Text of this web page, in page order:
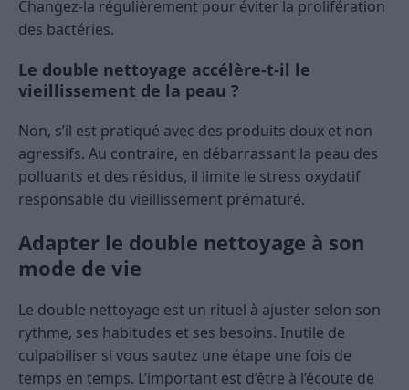
Changez-la régulièrement pour éviter la prolifération
des bactéries.
Le double nettoyage accélère-t-il le
vieillissement de la peau ?
Non, s’il est pratiqué avec des produits doux et non
agressifs. Au contraire, en débarrassant la peau des
polluants et des résidus, il limite le stress oxydatif
responsable du vieillissement prématuré.
Adapter le double nettoyage à son
mode de vie
Le double nettoyage est un rituel à ajuster selon son
rythme, ses habitudes et ses besoins. Inutile de
culpabiliser si vous sautez une étape une fois de
temps en temps. L’important est d’être à l’écoute de